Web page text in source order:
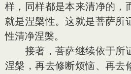
样，同样都是本来清净的，
就是涅槃性。这就是菩萨所
性清净涅槃。
接著，菩萨继续依于所
涅槃，再去修断烦恼、再去